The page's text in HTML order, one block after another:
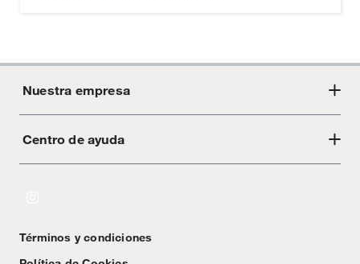
Nuestra empresa
Acerca de Crate
Centro de ayuda
Textos Legales
Términos y condiciones